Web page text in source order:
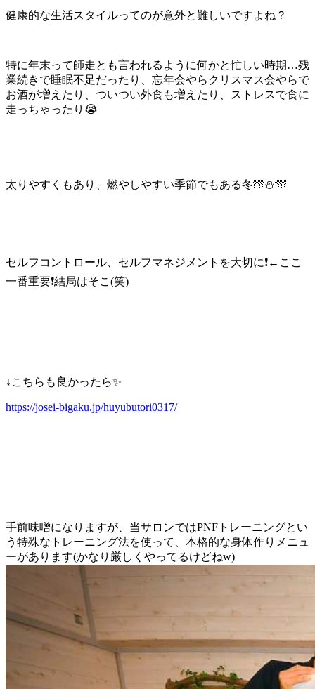
健康的な生活スタイルってのが意外と難しいですよね？
特に年末って師走とも言われるように何かと忙しい時期…残
業続きで睡眠不足だったり、忘年会やらクリスマス会やらで
お酒が増えたり、ついつい外食も増えたり、ストレスで食に
走っちゃったり😭
太りやすくもあり、燃やしやすい季節でもある冬🌁⛄🌁
セルフコントロール、セルフマネジメントを大切に❗←ここ
一番重要❗結局はそこ(笑)
↓こちらも良かったら✨
https://josei-bigaku.jp/huyubutori0317/
手前味噌になりますが、当サロンではPNFトレーニングとい
う特殊なトレーニング法を使って、本格的な身体作りメニュ
ーがあります(かなり厳しくやってるけどねw)